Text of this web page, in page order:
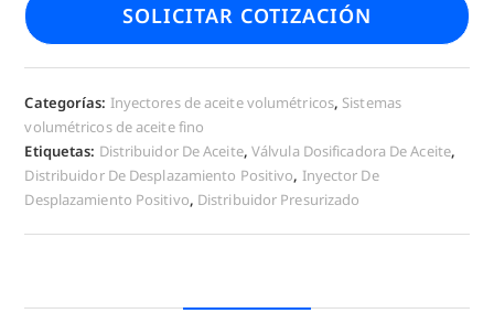
SOLICITAR COTIZACIÓN
Categorías: Inyectores de aceite volumétricos, Sistemas
volumétricos de aceite fino
Etiquetas: Distribuidor De Aceite, Válvula Dosificadora De Aceite,
Distribuidor De Desplazamiento Positivo, Inyector De
Desplazamiento Positivo, Distribuidor Presurizado